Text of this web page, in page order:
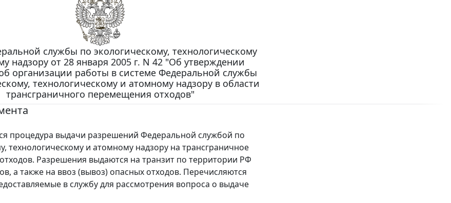
службы по экологическому, технологическому
надзору от 28 января 2005 г. N 42 "Об утверждении
организации работы в системе Федеральной службы
технологическому и атомному надзору в области
трансграничного перемещения отходов"
процедура выдачи разрешений Федеральной службой по
технологическому и атомному надзору на трансграничное
Разрешения выдаются на транзит по территории РФ
а также на ввоз (вывоз) опасных отходов. Перечисляются
в службу для рассмотрения вопроса о выдаче